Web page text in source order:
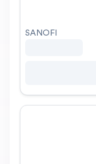
SANOFI